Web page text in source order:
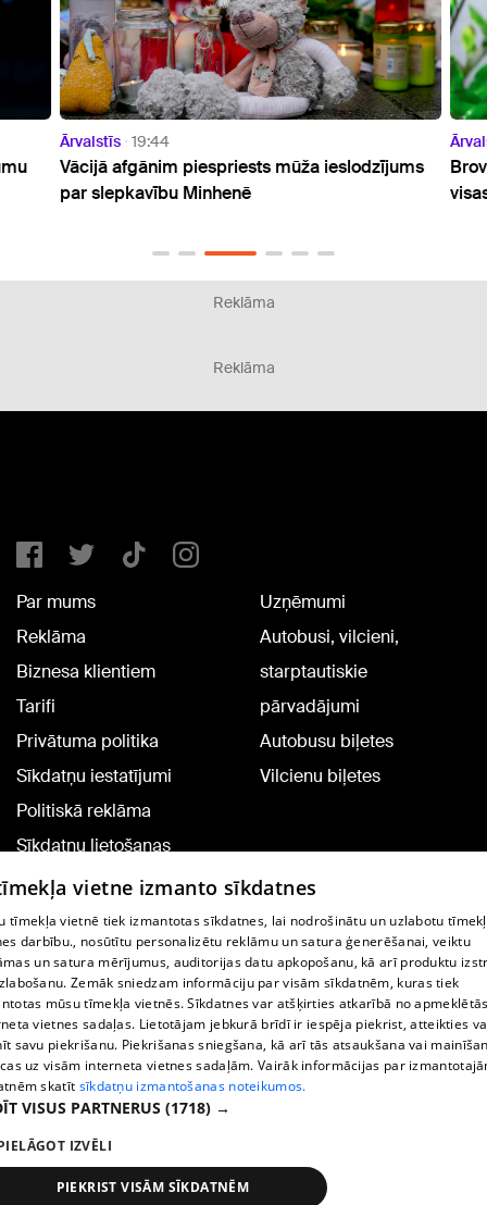
Ārvalstīs 19:44
Vācijā afgānim piespriests mūža ieslodzījums
par slepkavību Minhenē
Reklāma
Reklāma
Par mums
Reklāma
Biznesa klientiem
Tarifi
Privātuma politika
Sīkdatņu iestatījumi
Politiskā reklāma
Sīkdatņu lietošanas
noteikumi
Komentāru pievienošana
Uzņēmumi
Autobusi, vilcieni,
starptautiskie
pārvadājumi
Autobusu biļetes
Vilcienu biļetes
TV programma
Līguma noteikumi
360 Ziņu kontakti
Helio Media
Portāla palīdzības dienests: e-pasts -
All rights reserved.
vietne izmanto sīkdatnes
tīmekļa vietnē tiek izmantotas sīkdatnes, lai nodrošinātu un uzlabotu
darbību., nosūtītu personalizētu reklāmu un satura ģenerēšanai, veiktu
un satura mērījumus, auditorijas datu apkopošanu, kā arī produktu
Zemāk sniedzam informāciju par visām sīkdatnēm, kuras tiek
mūsu tīmekļa vietnēs. Sīkdatnes var atšķirties atkarībā no
vietnes sadaļas. Lietotājam jebkurā brīdī ir iespēja piekrist, atteikties
savu piekrišanu. Piekrišanas sniegšana, kā arī tās atsaukšana vai
uz visām interneta vietnes sadaļām. Vairāk informācijas par
skatīt sīkdatņu izmantošanas noteikumos.
VISUS PARTNERUS (1718) →
IZVĒLI
PIEKRIST VISĀM SĪKDATNĒM